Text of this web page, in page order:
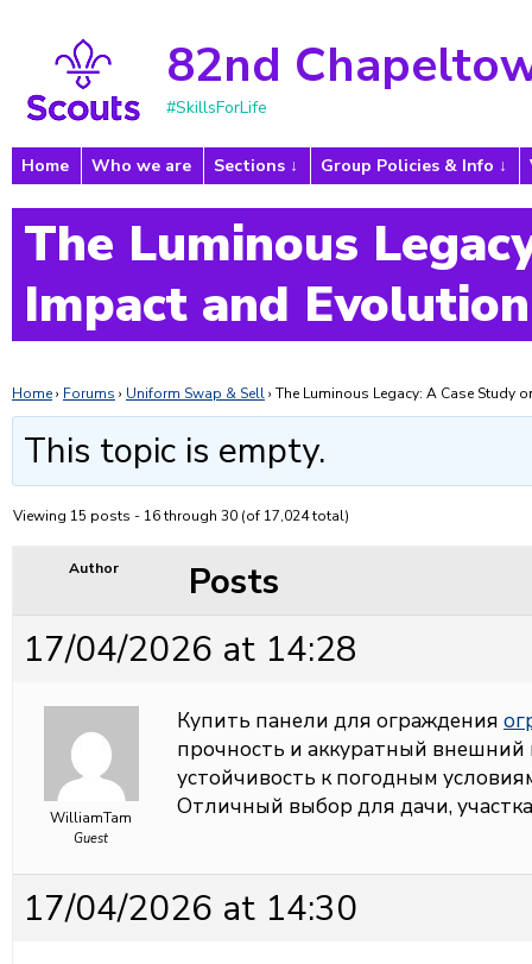
82nd
#SkillsForLife
Home Who we are Sections Group Policies & Info
The Luminous
Impact and
Home› Forums › Uniform Swap & Sell› The Luminous Legacy: A Case Study
This topic is empty.
Viewing 15 posts - 16 through 30 (of 17,024 total)
Author
Posts
17/04/2026 at 14:28
WilliamTam
Guest
Купить панели для ограждения
прочность и аккуратный
устойчивость к погодным
Отличный выбор для дачи,
17/04/2026 at 14:30